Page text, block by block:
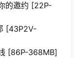
的邀约 [22P-
[43P2V-
[86P-368MB]